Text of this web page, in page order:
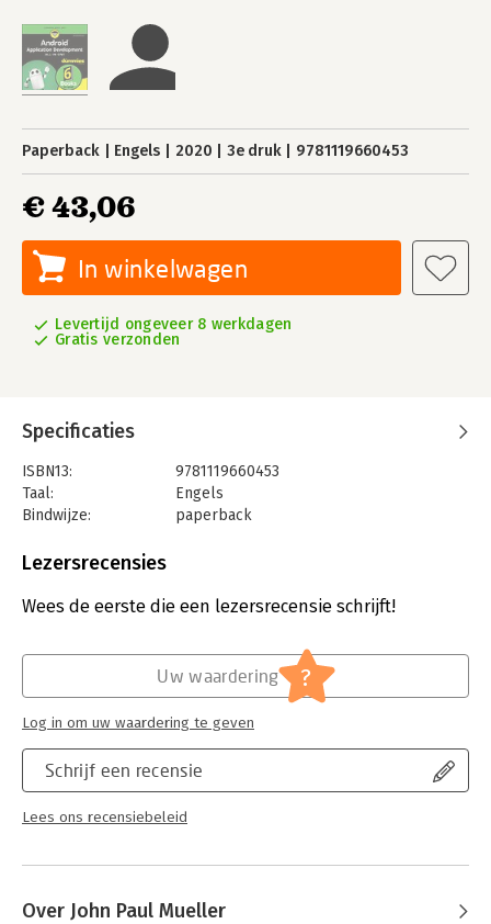
Paperback Engels 2020 3e druk 9781119660453
€ 43,06
In winkelwagen
Levertijd ongeveer 8 werkdagen
Gratis verzonden
Specificaties
ISBN13:
9781119660453
Taal:
Engels
Bindwijze:
paperback
Uitgever:
Verschijningsdatum:
21-9-2020
IT-management / ICT
Dummies (Engelstalig)
Lezersrecensies
Wees de eerste die een lezersrecensie schrijft!
Schrijf een recensie
Lees ons recensiebeleid
Uw waardering ?
Log in om uw waardering te geven
Over John Paul Mueller